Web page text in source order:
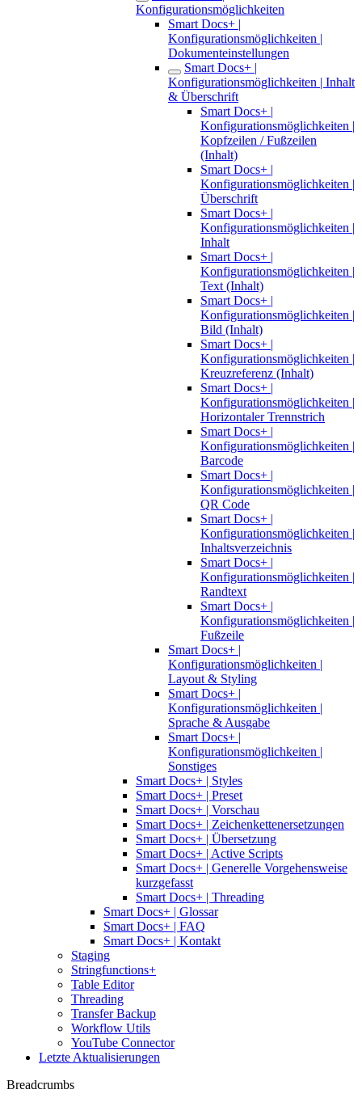
Konfigurationsmöglichkeiten
Smart Docs+ |
Konfigurationsmöglichkeiten |
Dokumenteinstellungen
Smart Docs+ |
Konfigurationsmöglichkeiten | Inhalt
& Überschrift
Smart Docs+ |
Konfigurationsmöglichkeiten |
Kopfzeilen / Fußzeilen
(Inhalt)
Smart Docs+ |
Konfigurationsmöglichkeiten |
Überschrift
Smart Docs+ |
Konfigurationsmöglichkeiten |
Inhalt
Smart Docs+ |
Konfigurationsmöglichkeiten |
Text (Inhalt)
Smart Docs+ |
Konfigurationsmöglichkeiten |
Bild (Inhalt)
Smart Docs+ |
Konfigurationsmöglichkeiten |
Kreuzreferenz (Inhalt)
Smart Docs+ |
Konfigurationsmöglichkeiten |
Horizontaler Trennstrich
Smart Docs+ |
Konfigurationsmöglichkeiten |
Barcode
Smart Docs+ |
Konfigurationsmöglichkeiten |
QR Code
Smart Docs+ |
Konfigurationsmöglichkeiten |
Inhaltsverzeichnis
Smart Docs+ |
Konfigurationsmöglichkeiten |
Randtext
Smart Docs+ |
Konfigurationsmöglichkeiten |
Fußzeile
Smart Docs+ |
Konfigurationsmöglichkeiten |
Layout & Styling
Smart Docs+ |
Konfigurationsmöglichkeiten |
Sprache & Ausgabe
Smart Docs+ |
Konfigurationsmöglichkeiten |
Sonstiges
Smart Docs+ | Styles
Smart Docs+ | Preset
Smart Docs+ | Vorschau
Smart Docs+ | Zeichenkettenersetzungen
Smart Docs+ | Übersetzung
Smart Docs+ | Active Scripts
Smart Docs+ | Generelle Vorgehensweise
kurzgefasst
Smart Docs+ | Threading
Smart Docs+ | Glossar
Smart Docs+ | FAQ
Smart Docs+ | Kontakt
Staging
Stringfunctions+
Table Editor
Threading
Transfer Backup
Workflow Utils
YouTube Connector
Letzte Aktualisierungen
Breadcrumbs